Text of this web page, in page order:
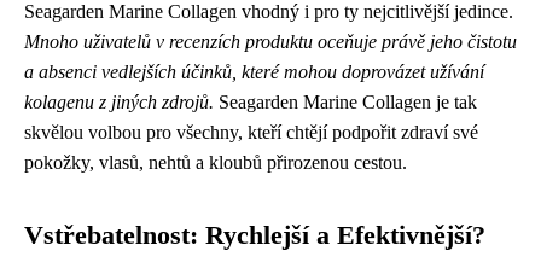
Seagarden Marine Collagen vhodný i pro ty nejcitlivější jedince.
Mnoho uživatelů v recenzích produktu oceňuje právě jeho čistotu
a absenci vedlejších účinků, které mohou doprovázet užívání
kolagenu z jiných zdrojů. Seagarden Marine Collagen je tak
skvělou volbou pro všechny, kteří chtějí podpořit zdraví své
pokožky, vlasů, nehtů a kloubů přirozenou cestou.
Vstřebatelnost: Rychlejší a Efektivnější?